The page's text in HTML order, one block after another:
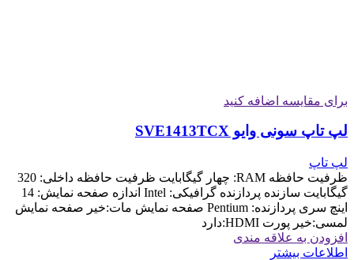
برای مقایسه اضافه کنید
لپ تاپ سونی وایو SVE1413TCX
لپ تاپ
ظرفیت حافظه RAM: چهار گیگابایت ظرفیت حافظه داخلی: 320
گیگابایت سازنده پردازنده گرافیکی: Intel اندازه صفحه نمایش: 14
اینچ سری پردازنده: Pentium صفحه نمایش مات:خیر صفحه نمایش
لمسی:خیر پورت HDMI:دارد
افزودن به علاقه مندی
اطلاعات بیشتر